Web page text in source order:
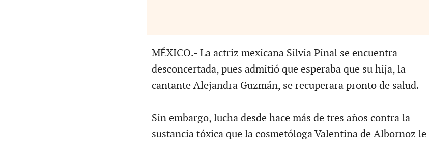
MÉXICO.- La actriz mexicana Silvia Pinal se encuentra
desconcertada, pues admitió que esperaba que su hija, la
cantante Alejandra Guzmán, se recuperara pronto de salud.
Sin embargo, lucha desde hace más de tres años contra la
sustancia tóxica que la cosmetóloga Valentina de Albornoz le